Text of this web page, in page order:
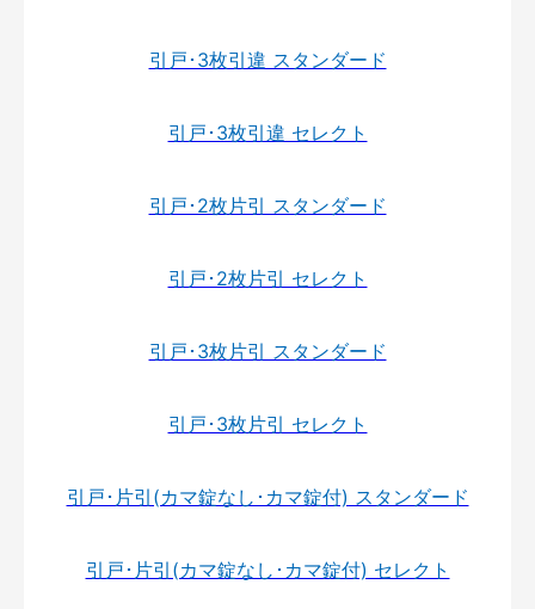
引戸･3枚引違 スタンダード
引戸･3枚引違 セレクト
引戸･2枚片引 スタンダード
引戸･2枚片引 セレクト
引戸･3枚片引 スタンダード
引戸･3枚片引 セレクト
引戸･片引(カマ錠なし･カマ錠付) スタンダード
引戸･片引(カマ錠なし･カマ錠付) セレクト